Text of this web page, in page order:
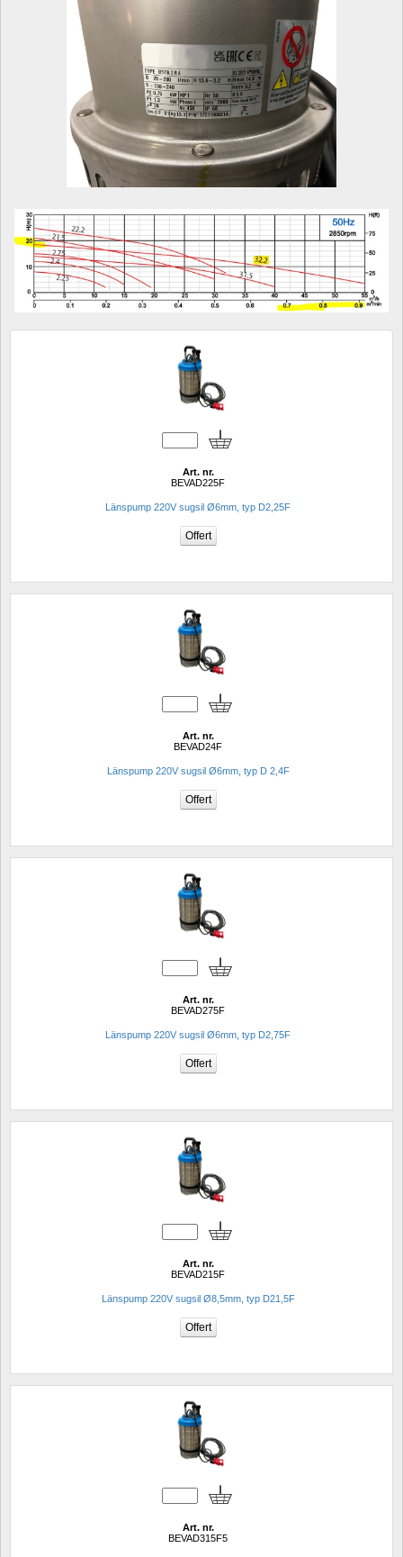
Art. nr.
BEVAD225F
Länspump 220V sugsil Ø6mm, typ D2,25F
Art. nr.
BEVAD24F
Länspump 220V sugsil Ø6mm, typ D 2,4F
Art. nr.
BEVAD275F
Länspump 220V sugsil Ø6mm, typ D2,75F
Art. nr.
BEVAD215F
Länspump 220V sugsil Ø8,5mm, typ D21,5F
Art. nr.
BEVAD315F5